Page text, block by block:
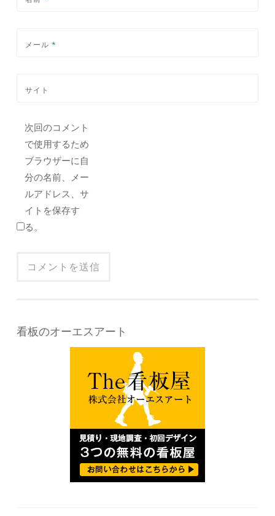
メール *
サイト
次回のコメント
で使用するため
ブラウザーに自
分の名前、メー
ルアドレス、サ
イトを保存す
る。
看板のオーエスアート